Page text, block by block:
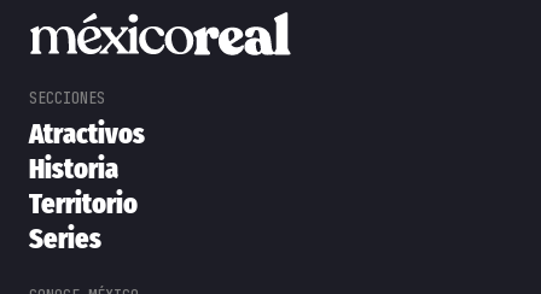
Atractivos
Historia
Territorio
Series